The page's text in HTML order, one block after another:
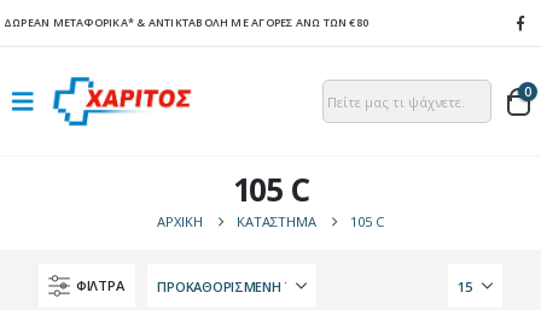
ΔΩΡΕΑΝ ΜΕΤΑΦΟΡΙΚΑ* & ΑΝΤΙΚΤΑΒΟΛΗ ΜΕ ΑΓΟΡΕΣ ΑΝΩ ΤΩΝ €80
0
105 C
ΑΡΧΙΚΉ ΚΑΤΆΣΤΗΜΑ 105 C
ΦΙΛΤΡΑ